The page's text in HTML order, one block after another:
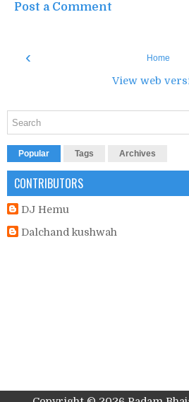
Post a Comment
‹ Home
View web
Popular Tags Archives
CONTRIBUTORS
DJ Hemu
Dalchand kushwah